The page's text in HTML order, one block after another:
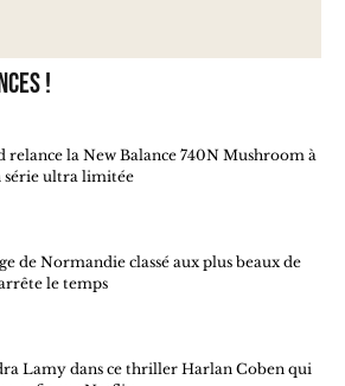
!
relance la New Balance 740N Mushroom à
série ultra limitée
de Normandie classé aux plus beaux de
le temps
Lamy dans ce thriller Harlan Coben qui